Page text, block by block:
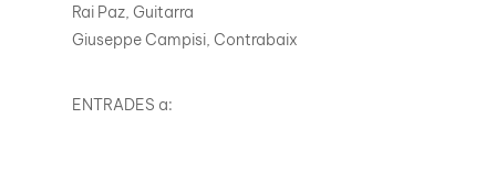
Rai Paz, Guitarra
Giuseppe Campisi, Contrabaix
ENTRADES a: